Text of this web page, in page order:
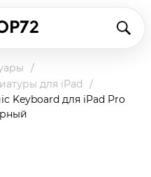
для iPad
Keyboard для iPad Pro